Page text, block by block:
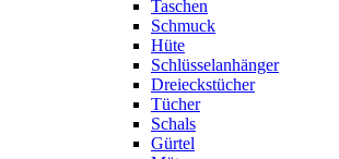
Taschen
Schmuck
Hüte
Schlüsselanhänger
Dreieckstücher
Tücher
Schals
Gürtel